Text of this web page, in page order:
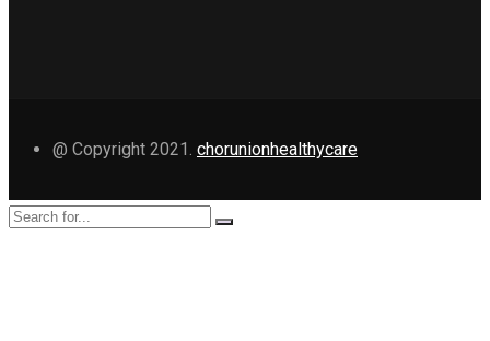
@ Copyright 2021. chorunionhealthycare